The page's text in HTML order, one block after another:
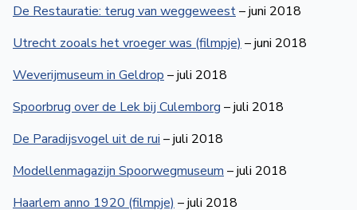
De Restauratie: terug van weggeweest– juni 2018
Utrecht zooals het vroeger was (filmpje)– juni 2018
Weverijmuseum in Geldrop– juli 2018
Spoorbrug over de Lek bij Culemborg – juli 2018
De Paradijsvogel uit de rui– juli 2018
Modellenmagazijn Spoorwegmuseum– juli 2018
Haarlem anno 1920 (filmpje)– juli 2018